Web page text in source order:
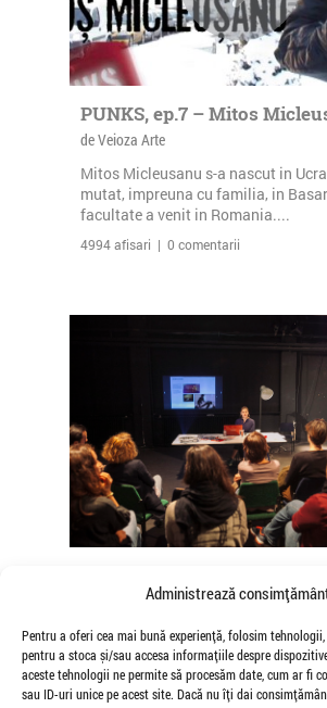
Administrează
Pentru a oferi cea mai bună experiență, folosim
pentru a stoca și/sau accesa informațiile despre
aceste tehnologii ne permite să procesăm date, cum ar fi
sau ID-uri unice pe acest site. Dacă nu îți dai
PUNKS, ep.7 – Mitos
de Veioza Arte
Mitos Micleusanu s-a nascut in
mutat, impreuna cu familia, in
facultate a venit in Romania....
4994 afisari | 0 comentarii
Somatice susținute de
Mădălina Dan și Valentina
Niculae
de Veioza Arte